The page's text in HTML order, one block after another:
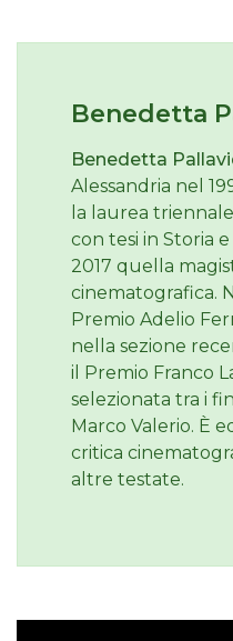
Benedetta
Benedetta
Alessandria nel
la laurea
con tesi in Storia
2017 quella
cinematografica.
Premio Adelio
nella sezione
il Premio Franco
selezionata tra i
Marco Valerio. È
critica
altre testate.